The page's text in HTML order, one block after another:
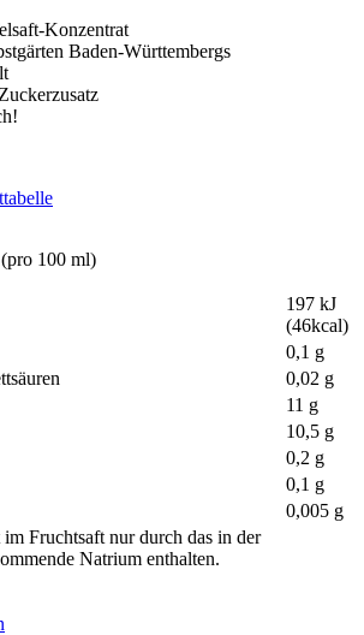
Konzentrat
Baden‑Württembergs
100 ml)
197 kJ
(46kcal)
0,1 g
0,02 g
11 g
10,5 g
0,2 g
0,1 g
0,005 g
Fruchtsaft nur durch das in der
Natrium enthalten.